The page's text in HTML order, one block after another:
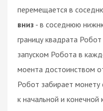
перемещается в
вниз - в соседнюю
границу квадрата
запуском Робота в
моента достоинством
Робот забирает монету
к начальной и